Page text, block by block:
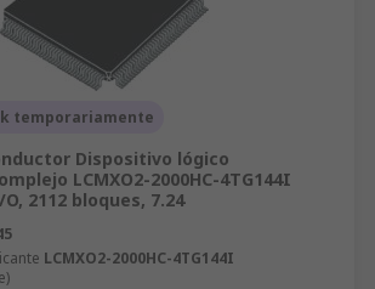
temporariamente
Dispositivo lógico
LCMXO2-2000HC-4TG144I
2112 bloques, 7.24
LCMXO2-2000HC-4TG144I